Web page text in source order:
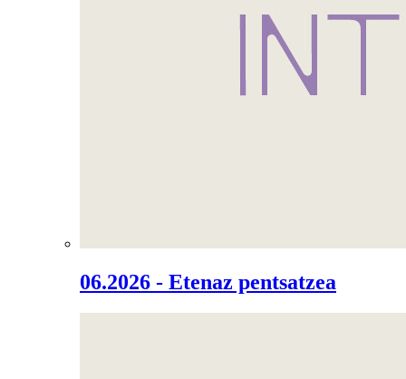
06.2026 - Etenaz pentsatzea